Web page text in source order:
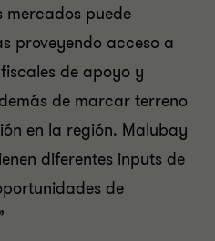
mercados puede
proveyendo acceso a
de apoyo y
de marcar terreno
en la región. Malubay
diferentes inputs de
de